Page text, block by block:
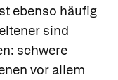
ebenso häufig
sind
schwere
vor allem